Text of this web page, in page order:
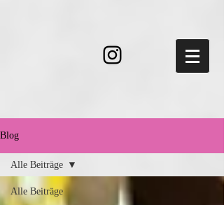
Blog
Alle Beiträge
Alle Beiträge